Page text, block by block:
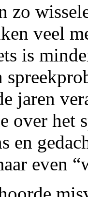
zo
veel
is
jaren
over het
en
even